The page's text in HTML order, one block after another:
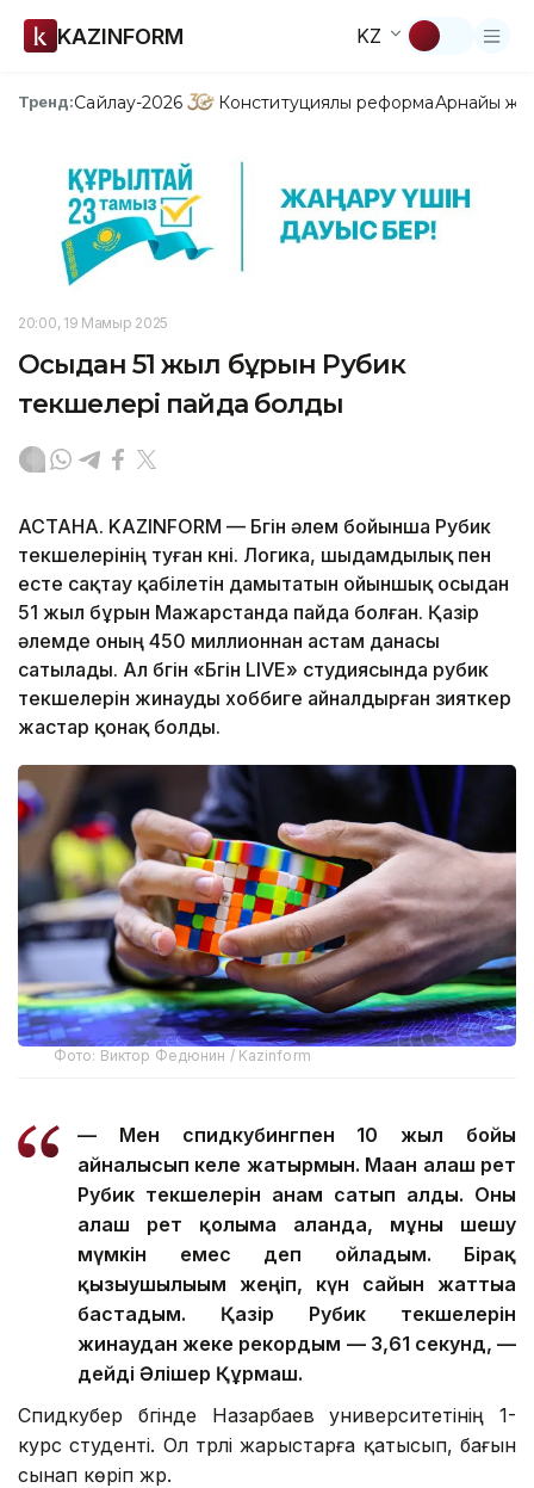
KAZINFORM KZ
Тренд:Сайлау-2026 Конституциялық реформаАрнайы
20:00, 19 Мамыр 2025
Осыдан 51 жыл бұрын Рубик
текшелері пайда болды
АСТАНА. KAZINFORM — Бүгін әлем бойынша Рубик
текшелерінің туған күні. Логика, шыдамдылық пен
есте сақтау қабілетін дамытатын ойыншық осыдан
51 жыл бұрын Мажарстанда пайда болған. Қазір
әлемде оның 450 миллионнан астам данасы
сатылады. Ал бүгін «Бүгін LIVE» студиясында рубик
текшелерін жинауды хоббиге айналдырған зияткер
жастар қонақ болды.
Фото: Виктор Федюнин / Kazinform
— Мен спидкубингпен 10 жыл бойы
айналысып келе жатырмын. Маған алғаш рет
Рубик текшелерін анам сатып алды. Оны
алғаш рет қолыма алғанда, мұны шешу
мүмкін емес деп ойладым. Бірақ
қызығушылығым жеңіп, күн сайын жаттыға
бастадым. Қазір Рубик текшелерін
жинаудан жеке рекордым — 3,61 секунд, —
дейді Әлішер Құрмаш.
Спидкубер бүгінде Назарбаев университетінің 1-
курс студенті. Ол түрлі жарыстарға қатысып, бағын
сынап көріп жүр.